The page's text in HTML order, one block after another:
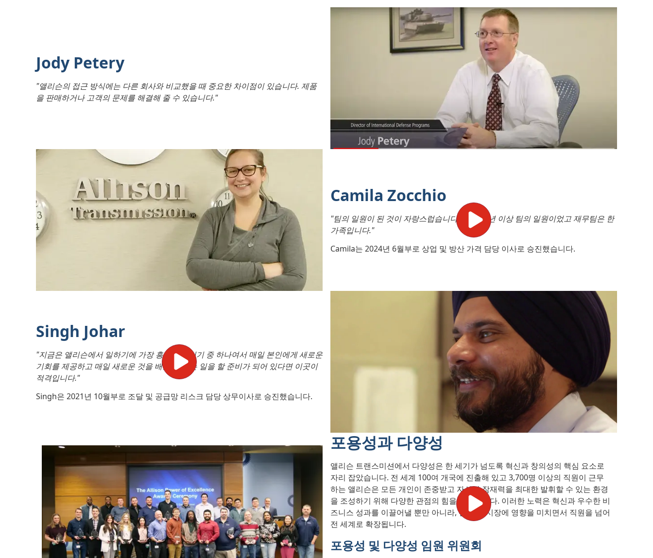
Jody Petery
"앨리슨의 접근 방식에는 다른 회사와 비교했을 때 중요한 차이점이 있습니다. 제품
을 판매하거나 고객의 문제를 해결해 줄 수 있습니다."
Camila Zocchio
"팀의 일원이 된 것이 자랑스럽습니다. 저는 10년 이상 팀의 일원이었고 재무팀은 한
가족입니다."
Camila는 2024년 6월부로 상업 및 방산 가격 담당 이사로 승진했습니다.
Singh Johar
"지금은 앨리슨에서 일하기에 가장 흥미로운 시기 중 하나여서 매일 본인에게 새로운
기회를 제공하고 매일 새로운 것을 배울 수 있는 일을 할 준비가 되어 있다면 이곳이
적격입니다."
Singh은 2021년 10월부로 조달 및 공급망 리스크 담당 상무이사로 승진했습니다.
포용성과 다양성
앨리슨 트랜스미션에서 다양성은 한 세기가 넘도록 혁신과 창의성의 핵심 요소로
자리 잡았습니다. 전 세계 100여 개국에 진출해 있고 3,700명 이상의 직원이 근무
하는 앨리슨은 모든 개인이 존중받고 자신의 잠재력을 최대한 발휘할 수 있는 환경
을 조성하기 위해 다양한 관점의 힘을 인정합니다. 이러한 노력은 혁신과 우수한 비
즈니스 성과를 이끌어낼 뿐만 아니라, 전 세계 시장에 영향을 미치면서 직원을 넘어
전 세계로 확장됩니다.
포용성 및 다양성 임원 위원회